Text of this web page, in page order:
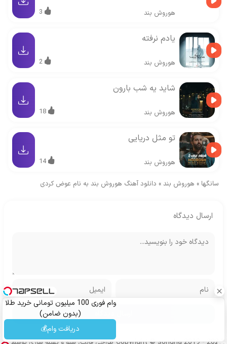
هوروش بند 3
یادم نرفته
هوروش بند 2
شاید یه شب بارون
هوروش بند 18
تو مثل دریایی
هوروش بند 14
سانگها » هوروش بند » دانلود آهنگ هوروش بند به نام عوض کردی
ارسال دیدگاه
وام فوری 100 میلیون تومانی خرید طلا
(بدون ضامن)
دریافت وام💰